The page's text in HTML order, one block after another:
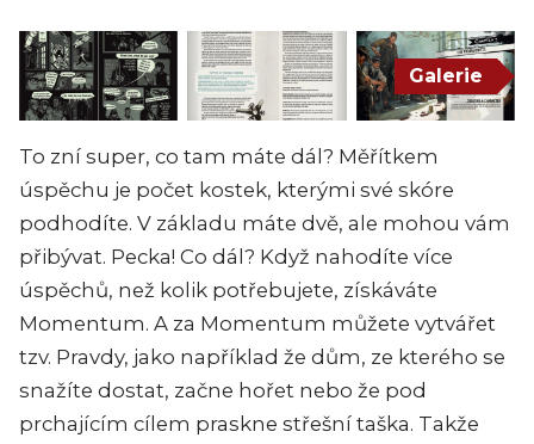
Galerie
To zní super, co tam máte dál? Měřítkem
úspěchu je počet kostek, kterými své skóre
podhodíte. V základu máte dvě, ale mohou vám
přibývat. Pecka! Co dál? Když nahodíte více
úspěchů, než kolik potřebujete, získáváte
Momentum. A za Momentum můžete vytvářet
tzv. Pravdy, jako například že dům, ze kterého se
snažíte dostat, začne hořet nebo že pod
prchajícím cílem praskne střešní taška. Takže